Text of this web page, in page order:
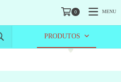
0 MENU
PRODUTOS